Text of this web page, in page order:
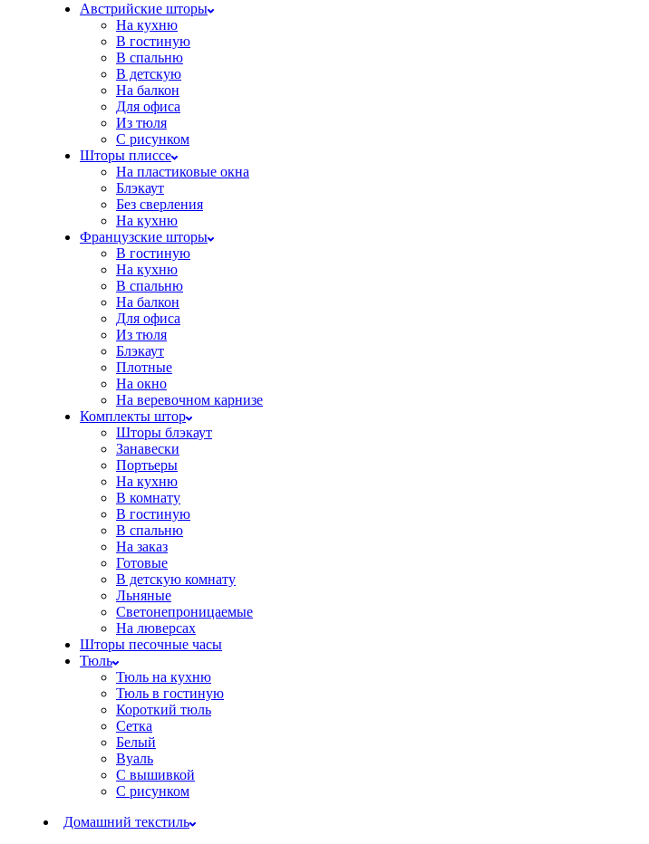
Австрийские шторы
На кухню
В гостиную
В спальню
В детскую
На балкон
Для офиса
Из тюля
С рисунком
Шторы плиссе
На пластиковые окна
Блэкаут
Без сверления
На кухню
Французские шторы
В гостиную
На кухню
В спальню
На балкон
Для офиса
Из тюля
Блэкаут
Плотные
На окно
На веревочном карнизе
Комплекты штор
Шторы блэкаут
Занавески
Портьеры
На кухню
В комнату
В гостиную
В спальню
На заказ
Готовые
В детскую комнату
Льняные
Светонепроницаемые
На люверсах
Шторы песочные часы
Тюль
Тюль на кухню
Тюль в гостиную
Короткий тюль
Сетка
Белый
Вуаль
С вышивкой
С рисунком
Домашний текстиль